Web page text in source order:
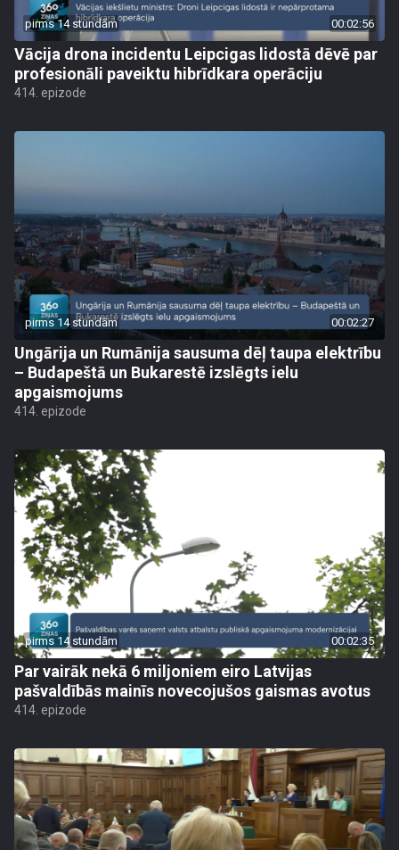
pirms 14 stundām 00:02:56
Vācija drona incidentu Leipcigas lidostā dēvē par
profesionāli paveiktu hibrīdkara operāciju
414. epizode
pirms 14 stundām 00:02:27
Ungārija un Rumānija sausuma dēļ taupa elektrību
– Budapeštā un Bukarestē izslēgts ielu
apgaismojums
414. epizode
pirms 14 stundām 00:02:35
Par vairāk nekā 6 miljoniem eiro Latvijas
pašvaldībās mainīs novecojušos gaismas avotus
414. epizode